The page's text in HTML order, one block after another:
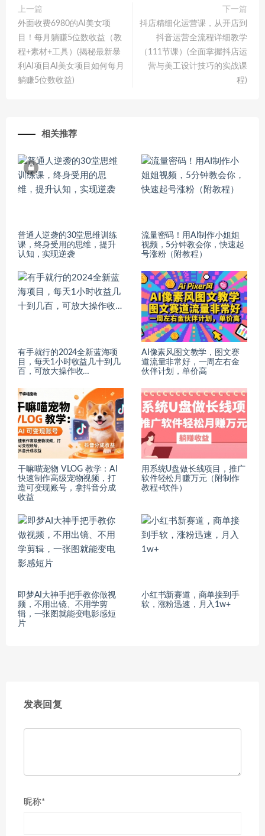
上一篇
外面收费6980的AI美女项
目！每月躺赚5位数收益（教
程+素材+工具）(揭秘最新暴
利AI项目AI美女项目如何每月
躺赚5位数收益)
下一篇
抖店精细化运营课，从开店到
抖音运营全流程详细教学
（111节课）(全面掌握抖店运
营与美工设计技巧的实战课
程)
相关推荐
普通人逆袭的30堂思维训练
课，​终身受用的思维，提升
认知，实现逆袭
流量密码！用AI制作小姐姐
视频，5分钟教会你，快速起
号涨粉（附教程）
有手就行的2024全新蓝海项
目，每天1小时收益几十到几
百，可放大操作收…
AI像素风图文教学，图文赛
道流量非常好，一周左右金
伙伴计划，单价高
干嘛喵宠物 VLOG 教学：AI
快速制作高级宠物视频，打
造可变现账号，拿抖音分成
收益
用系统U盘做长线项目，推广
软件轻松月赚万元（附制作
教程+软件）
即梦AI大神手把手教你做视
频，不用出镜、不用学剪
辑，一张图就能变电影感短
片
小红书新赛道，商单接到手
软，涨粉迅速，月入1w+
发表回复
昵称*